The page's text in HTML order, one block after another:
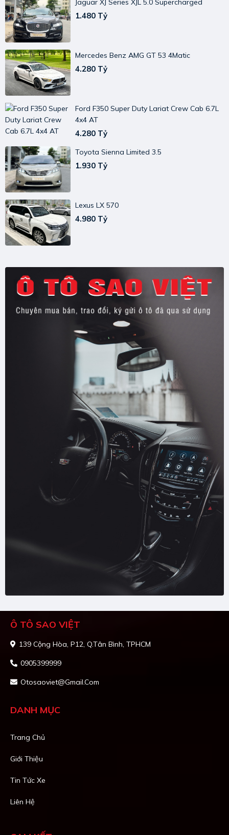
Jaguar XJ Series XJL 5.0 Supercharged
1.480 Tỷ
Mercedes Benz AMG GT 53 4Matic
4.280 Tỷ
Ford F350 Super Duty Lariat Crew Cab 6.7L
4x4 AT
4.280 Tỷ
Toyota Sienna Limited 3.5
1.930 Tỷ
Lexus LX 570
4.980 Tỷ
Ô TÔ SAO VIỆT
139 Cộng Hòa, P12, Q.Tân Bình, TPHCM
0905399999
Otosaoviet@gmail.com
DANH MỤC
Trang Chủ
Giới Thiệu
Tin Tức Xe
Liên Hệ